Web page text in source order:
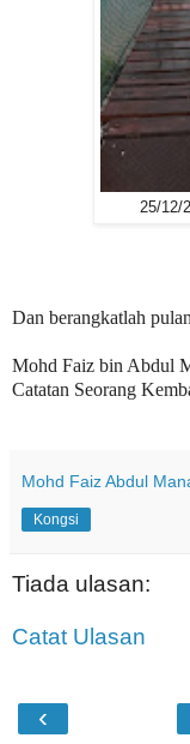
25/12/
Dan berangkatlah
Mohd Faiz bin Abdul
Catatan Seorang
Mohd Faiz Abdul
Kongsi
Tiada ulasan:
Catat Ulasan
‹